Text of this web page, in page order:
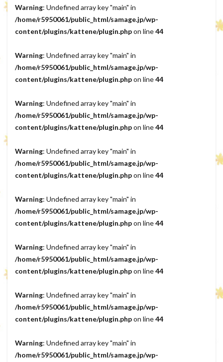
Warning: Undefined array key "main" in
/home/r5950061/public_html/samage.jp/wp-
content/plugins/kattene/plugin.phpon line44
Warning: Undefined array key "main" in
/home/r5950061/public_html/samage.jp/wp-
content/plugins/kattene/plugin.phpon line44
Warning: Undefined array key "main" in
/home/r5950061/public_html/samage.jp/wp-
content/plugins/kattene/plugin.phpon line44
Warning: Undefined array key "main" in
/home/r5950061/public_html/samage.jp/wp-
content/plugins/kattene/plugin.phpon line44
Warning: Undefined array key "main" in
/home/r5950061/public_html/samage.jp/wp-
content/plugins/kattene/plugin.phpon line44
Warning: Undefined array key "main" in
/home/r5950061/public_html/samage.jp/wp-
content/plugins/kattene/plugin.phpon line44
Warning: Undefined array key "main" in
/home/r5950061/public_html/samage.jp/wp-
content/plugins/kattene/plugin.phpon line44
Warning: Undefined array key "main" in
/home/r5950061/public_html/samage.jp/wp-